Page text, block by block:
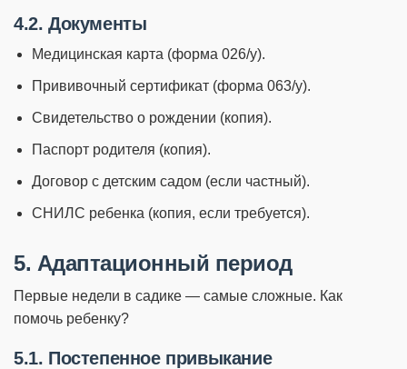
4.2. Документы
Медицинская карта (форма 026/у).
Прививочный сертификат (форма 063/у).
Свидетельство о рождении (копия).
Паспорт родителя (копия).
Договор с детским садом (если частный).
СНИЛС ребенка (копия, если требуется).
5. Адаптационный период
Первые недели в садике — самые сложные. Как
помочь ребенку?
5.1. Постепенное привыкание